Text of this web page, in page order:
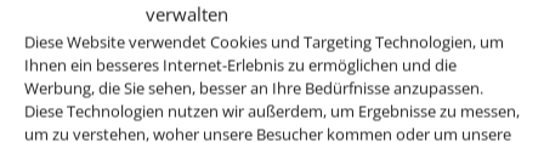
verwalten
Diese Website verwendet Cookies und Targeting Technologien, um
Ihnen ein besseres Internet-Erlebnis zu ermöglichen und die
Werbung, die Sie sehen, besser an Ihre Bedürfnisse anzupassen.
Diese Technologien nutzen wir außerdem, um Ergebnisse zu messen,
um zu verstehen, woher unsere Besucher kommen oder um unsere